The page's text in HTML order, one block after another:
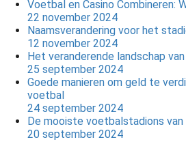
Voetbal en Casino Combineren:
22 november 2024
Naamsverandering voor het
12 november 2024
Het veranderende landschap
25 september 2024
Goede manieren om geld te
voetbal
24 september 2024
De mooiste voetbalstadions van
20 september 2024